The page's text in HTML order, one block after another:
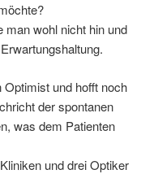
man wohl nicht hin und
und hofft noch
der spontanen
was dem Patienten
und drei Optiker